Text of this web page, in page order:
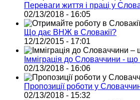
Переваги життя і праці у
02/13/2018 - 16:05
Що дає ВНЖ в Словакії?
12/12/2015 - 17:01
Імміграція до Словаччини -
02/13/2018 - 16:06
Пропозиції роботи у
02/13/2018 - 15:32